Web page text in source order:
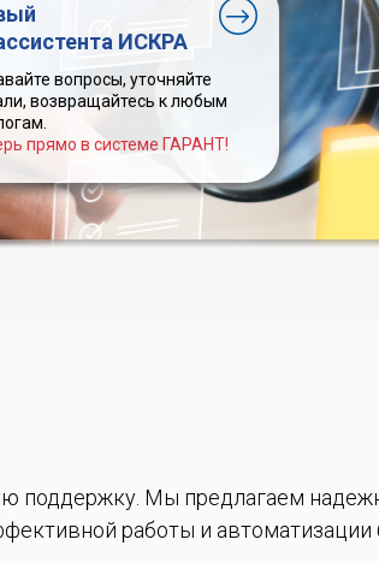
ИСКРА
вопросы, уточняйте
возвращайтесь к любым
прямо в системе ГАРАНТ!
поддержку. Мы предлагаем
работы и автоматизации